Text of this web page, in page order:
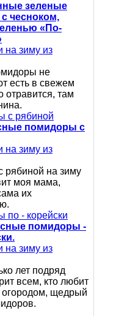
зеленые
чесноком,
«По-
на зиму из
не
есть в свежем
отравится, там
помидоры с
на зиму из
рябиной на зиму
моя мама,
их
помидоры -
на зиму из
лет подряд
всем, кто любит
огородом, щедрый